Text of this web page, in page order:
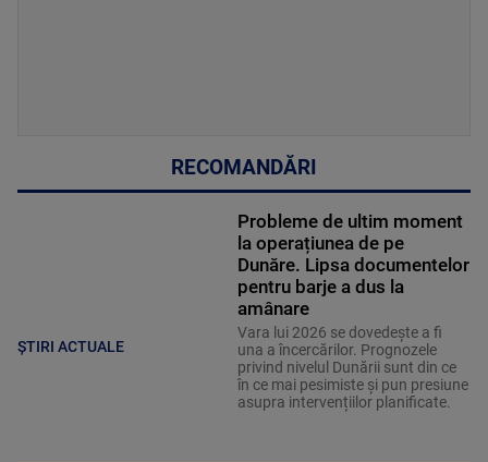
RECOMANDĂRI
ȘTIRI ACTUALE
Probleme de ultim moment
la operațiunea de pe
Dunăre. Lipsa documentelor
pentru barje a dus la
amânare
Vara lui 2026 se dovedește a fi
una a încercărilor. Prognozele
privind nivelul Dunării sunt din ce
în ce mai pesimiste și pun presiune
asupra intervențiilor planificate.